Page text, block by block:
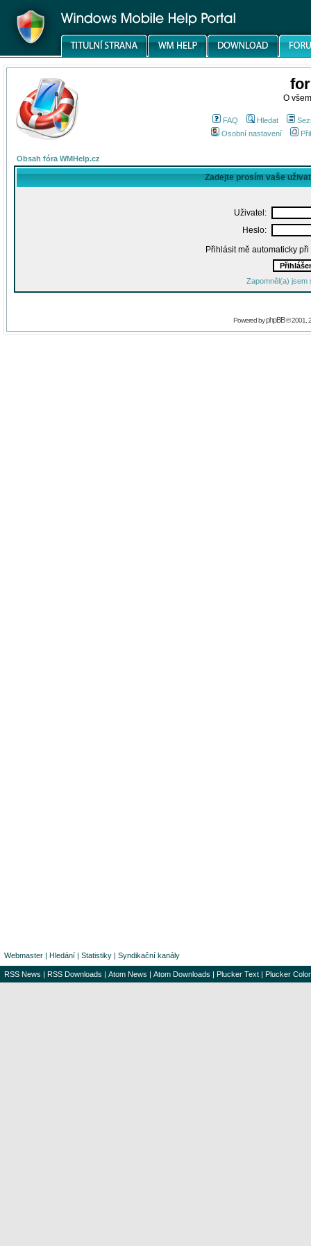
O
FAQ Hledat
Osobní nastavení
Obsah fóra WMHelp.cz
Zadejte prosím vaše
Uživatel:
Heslo:
Přihlásit mě automaticky
Zapomněl(a) jsem
Powered byphpBB© 2001,
Webmaster | Hledání | Statistiky | Syndikační kanály
RSS News | RSS Downloads | Atom News | Atom Downloads | Plucker Text | Plucker Color